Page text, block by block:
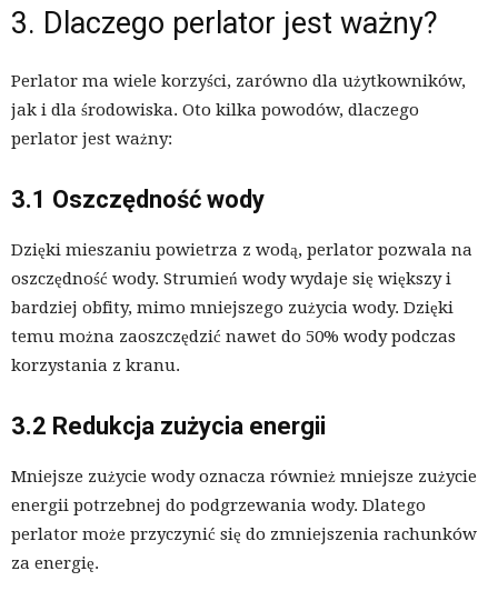
3. Dlaczego perlator jest ważny?
Perlator ma wiele korzyści, zarówno dla użytkowników,
jak i dla środowiska. Oto kilka powodów, dlaczego
perlator jest ważny:
3.1 Oszczędność wody
Dzięki mieszaniu powietrza z wodą, perlator pozwala na
oszczędność wody. Strumień wody wydaje się większy i
bardziej obfity, mimo mniejszego zużycia wody. Dzięki
temu można zaoszczędzić nawet do 50% wody podczas
korzystania z kranu.
3.2 Redukcja zużycia energii
Mniejsze zużycie wody oznacza również mniejsze zużycie
energii potrzebnej do podgrzewania wody. Dlatego
perlator może przyczynić się do zmniejszenia rachunków
za energię.